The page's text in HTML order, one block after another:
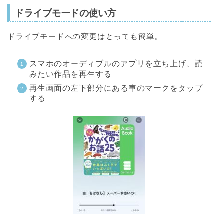
ドライブモードの使い方
ドライブモードへの変更はとっても簡単。
スマホのオーディブルのアプリを立ち上げ、読
みたい作品を再生する
再生画面の左下部分にある車のマークをタップ
する